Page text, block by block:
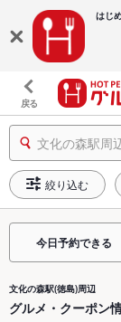
はじ
戻る
文化の森駅周
絞り込む
今日予約できる
文化の森駅(徳島)周辺
グルメ・クーポン